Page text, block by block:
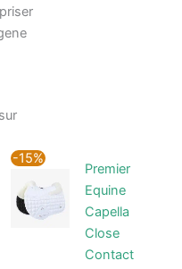
kr..
-15%
Premier
Equine
Capella
Close
Contact
oprindelige
pris
var:
999,00 kr..